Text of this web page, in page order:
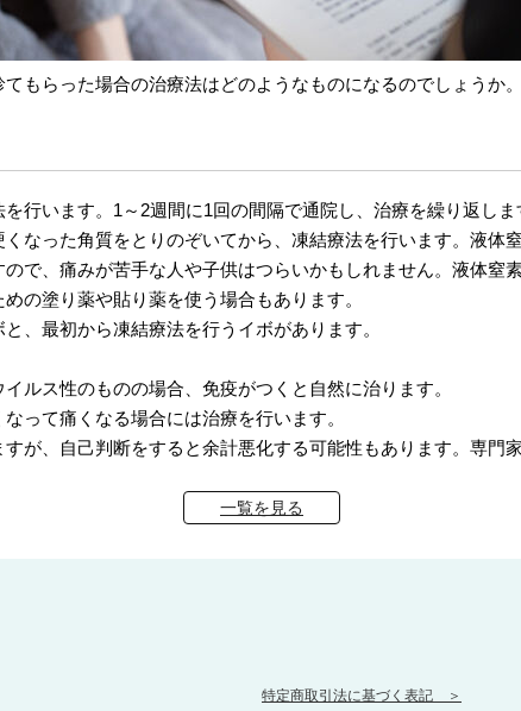
もらった場合の治療法はどのようなものになるのでしょうか
行います。1～2週間に1回の間隔で通院し、治療を繰り返しま
なった角質をとりのぞいてから、凍結療法を行います。液体
で、痛みが苦手な人や子供はつらいかもしれません。液体窒
の塗り薬や貼り薬を使う場合もあります。
、最初から凍結療法を行うイボがあります。
ルス性のものの場合、免疫がつくと自然に治ります。
って痛くなる場合には治療を行います。
が、自己判断をすると余計悪化する可能性もあります。専門
一覧を見る
特定商取引法に基づく表記 ＞